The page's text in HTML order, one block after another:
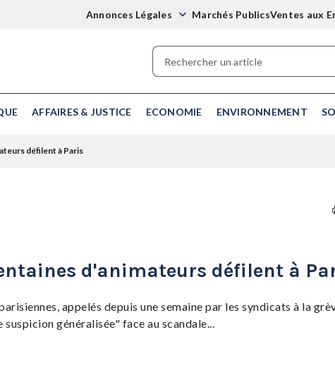
Annonces Légales Marchés PublicsVentes aux
AFFAIRES & JUSTICE ECONOMIE ENVIRONNEMENT
défilent à Paris
d'animateurs défilent à
appelés depuis une semaine par les syndicats à la
généralisée" face au scandale...